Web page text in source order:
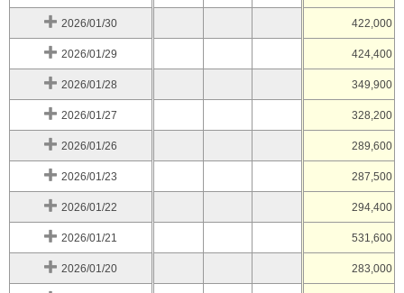
2026/01/30 422,000
2026/01/29 424,400
2026/01/28 349,900
2026/01/27 328,200
2026/01/26 289,600
2026/01/23 287,500
2026/01/22 294,400
2026/01/21 531,600
2026/01/20 283,000